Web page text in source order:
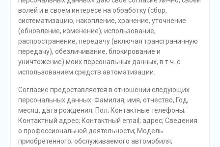
волей и в своем интересе на обработку (сбор,
систематизацию, накопление, хранение, уточнение
(обновление, изменение), использование,
распространение, передачу (включая трансграничную
передачу), обезличивание, блокирование и
уничтожение) моих персональных данных, в т.ч. с
использованием средств автоматизации.
Согласие предоставляется в отношении следующих
персональных данных: Фамилия, имя, отчество, Год,
месяц, дата рождения; Пол; Контактные телефоны;
Контактный адрес; Контактный email; адрес; Сведения
о профессиональной деятельности; Модель
приобретенного; обслуживаемого автомобиля;